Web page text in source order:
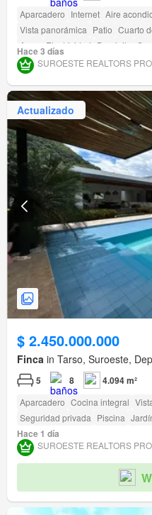
Aparcadero Internet Aire
Vista panorámica Patio Cuarto
Agua
Electricidad Depósito
Jardín
Barbecue
Hace 3 días
SUROESTE REALTORS
Actualizado
$ 2.450.000.000
Finca in Tarso, Suroeste,
5 8 4.094 m²
Aparcadero Cocina integral
Seguridad privada Piscina
Hace 1 día
SUROESTE REALTORS